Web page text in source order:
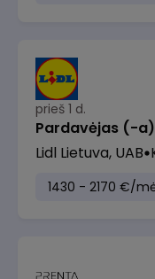
prieš 1 d.
Pardavėjas (-
Lidl Lietuva, UAB
1430 - 2170 €/